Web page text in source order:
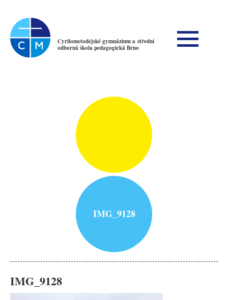
Cyrilometodějské gymnázium a střední
odborná škola pedagogická Brno
IMG_9128
IMG_9128